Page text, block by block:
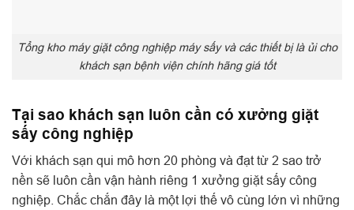
Tổng kho máy giặt công nghiệp máy sấy và các thiết bị là ủi cho
khách sạn bệnh viện chính hãng giá tốt
Tại sao khách sạn luôn cần có xưởng giặt
sấy công nghiệp
Với khách sạn qui mô hơn 20 phòng và đạt từ 2 sao trở
nền sẽ luôn cần vận hành riêng 1 xưởng giặt sấy công
nghiệp. Chắc chắn đây là một lợi thế vô cùng lớn vì những